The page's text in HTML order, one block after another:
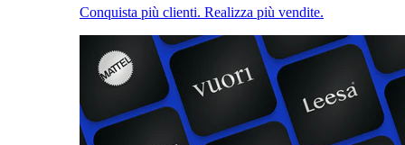
Conquista più clienti. Realizza più vendite.